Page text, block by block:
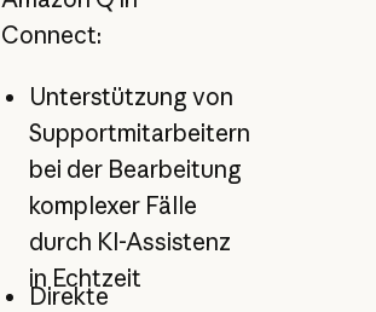
Connect:
Unterstützung von
Supportmitarbeitern
bei der Bearbeitung
komplexer Fälle
durch KI-Assistenz
in Echtzeit
Direkte